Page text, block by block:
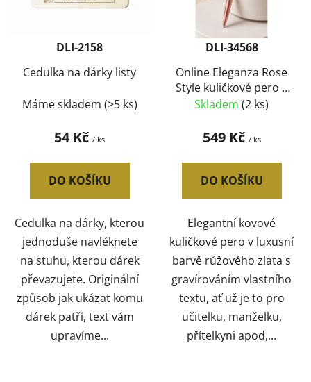
DLI-2158
Cedulka na dárky listy
Máme skladem (>5 ks)
54 Kč / ks
DO KOŠÍKU
Cedulka na dárky, kterou
jednoduše navléknete
na stuhu, kterou dárek
převazujete. Originální
způsob jak ukázat komu
dárek patří, text vám
upravíme...
DLI-34568
Online Eleganza Rose
Style kuličkové pero s
gravírováním
Skladem (2 ks)
549 Kč / ks
DO KOŠÍKU
Elegantní kovové
kuličkové pero v luxusní
barvě růžového zlata s
gravírováním vlastního
textu, ať už je to pro
učitelku, manželku,
přítelkyni apod,...